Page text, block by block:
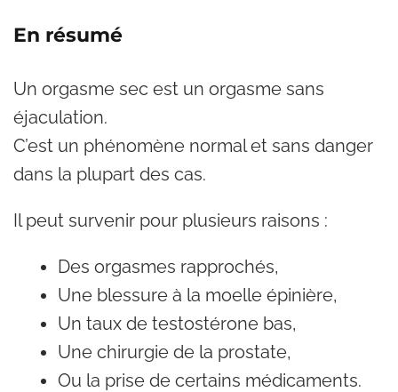
En résumé
Un orgasme sec est un orgasme sans
éjaculation.
C’est un phénomène normal et sans danger
dans la plupart des cas.
Il peut survenir pour plusieurs raisons :
Des orgasmes rapprochés,
Une blessure à la moelle épinière,
Un taux de testostérone bas,
Une chirurgie de la prostate,
Ou la prise de certains médicaments.